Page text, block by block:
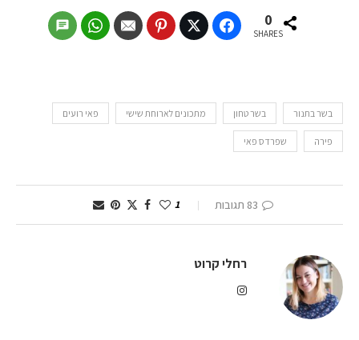
0
SHARES
בשר בתנור בשר טחון מתכונים לארוחת שישי פאי רועים
פירה שפרדס פאי
83 תגובות 1
רחלי קרוט